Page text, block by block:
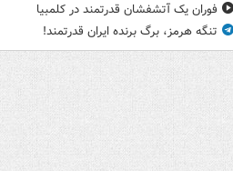
فوران یک آتشفشان قدرتمند در کلمبیا
تنگه هرمز، برگ برنده ایران قدرتمند!